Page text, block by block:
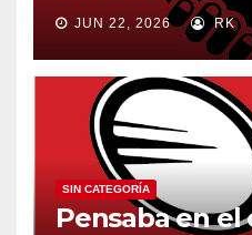
JUN 22, 2026 RK
SIN CATEGORÍA
Pensaba en el